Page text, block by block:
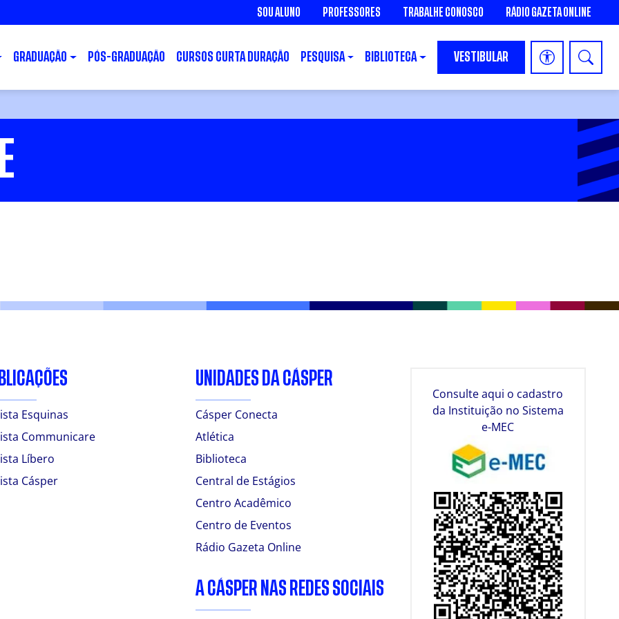
SOU ALUNO PROFESSORES TRABALHE CONOSCO RÁDIO GAZETA ONLINE
GRADUAÇÃO PÓS-GRADUAÇÃO CURSOS CURTA DURAÇÃO PESQUISA BIBLIOTECA VESTIBULAR
Esquinas
Communicare
Líbero
Cásper
UNIDADES DA CÁSPER
Cásper Conecta
Atlética
Biblioteca
Central de Estágios
Centro Acadêmico
Centro de Eventos
Rádio Gazeta Online
A CÁSPER NAS REDES SOCIAIS
Consulte aqui o cadastro
da Instituição no Sistema
e-MEC